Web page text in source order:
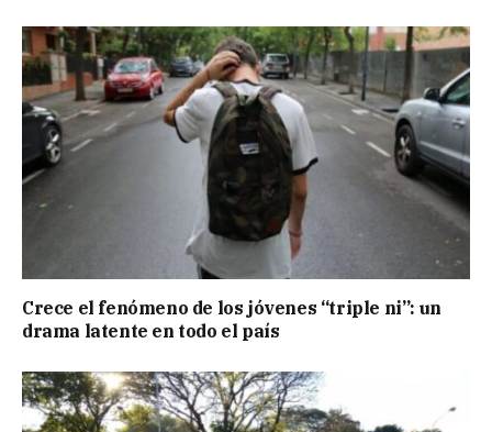
Crece el fenómeno de los jóvenes “triple ni”: un
drama latente en todo el país